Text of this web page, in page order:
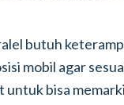
butuh
mobil agar
bisa